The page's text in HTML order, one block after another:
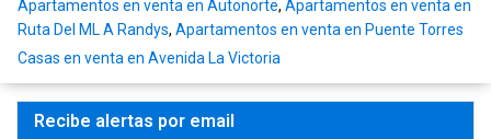
Apartamentos en venta en Autonorte, Apartamentos en venta en
Ruta Del ML A Randys, Apartamentos en venta en Puente Torres
Casas en venta en Avenida La Victoria
Recibe alertas por email